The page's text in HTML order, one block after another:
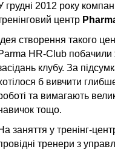
грудні 2012 року
центр
Ідея створення такого
HR-Club побачили
клубу. За
б вивчити
та вимагають
тощо.
заняття у тренінг-
тренери з